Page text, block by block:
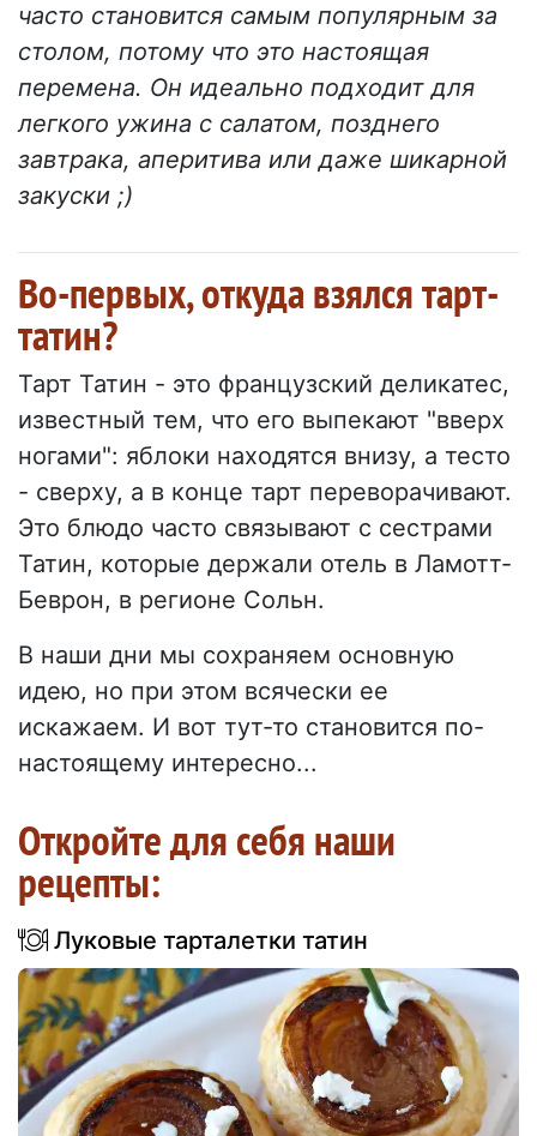
часто становится самым популярным за
столом, потому что это настоящая
перемена. Он идеально подходит для
легкого ужина с салатом, позднего
завтрака, аперитива или даже шикарной
закуски ;)
Во-первых, откуда взялся тарт-
татин?
Тарт Татин - это французский деликатес,
известный тем, что его выпекают "вверх
ногами": яблоки находятся внизу, а тесто
- сверху, а в конце тарт переворачивают.
Это блюдо часто связывают с сестрами
Татин, которые держали отель в Ламотт-
Беврон, в регионе Сольн.
В наши дни мы сохраняем основную
идею, но при этом всячески ее
искажаем. И вот тут-то становится по-
настоящему интересно...
Откройте для себя наши
рецепты:
Луковые тарталетки татин